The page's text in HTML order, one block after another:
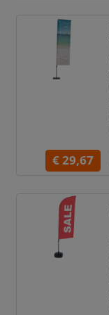
€ 29,67